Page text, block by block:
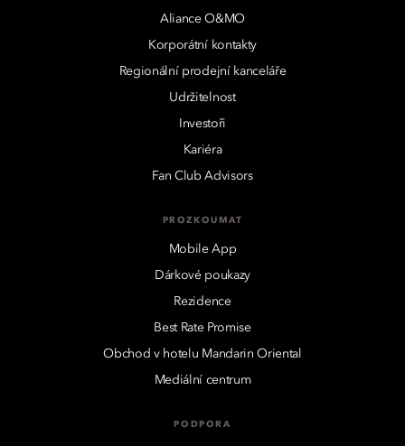
Aliance O&MO
Korporátní kontakty
Regionální prodejní kanceláře
Udržitelnost
Investoři
Kariéra
Fan Club Advisors
PROZKOUMAT
Mobile App
Dárkové poukazy
Rezidence
Best Rate Promise
Obchod v hotelu Mandarin Oriental
Mediální centrum
PODPORA